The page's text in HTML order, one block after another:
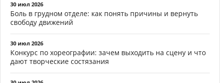
30 июл 2026
Боль в грудном отделе: как понять причины и вернуть
свободу движений
30 июл 2026
Конкурс по хореографии: зачем выходить на сцену и что
дают творческие состязания